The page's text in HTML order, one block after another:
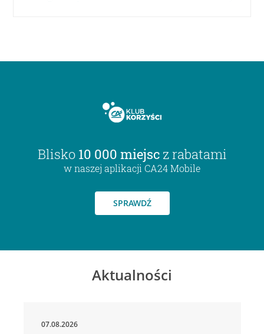
Blisko 10 000 miejsc z rabatami
w naszej aplikacji CA24 Mobile
SPRAWDŹ
Aktualności
07.08.2026